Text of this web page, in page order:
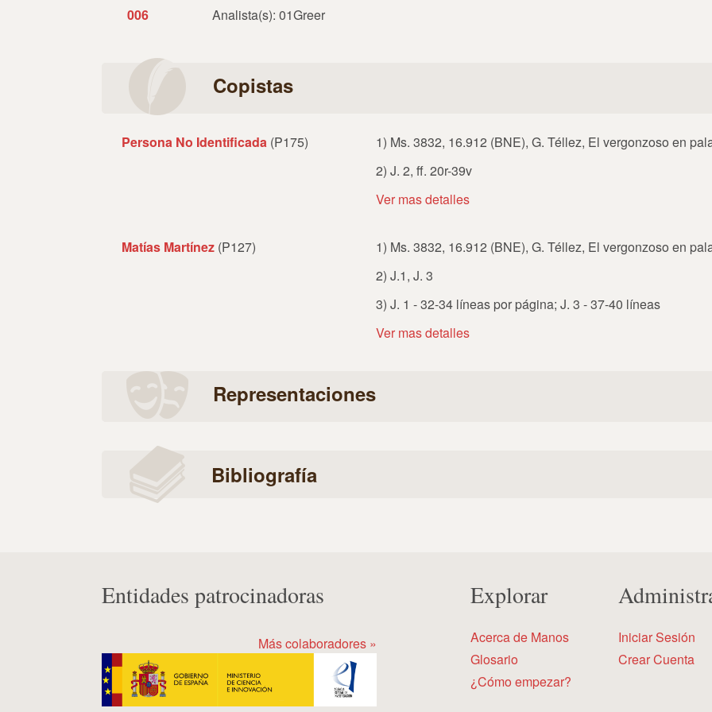
006 Analista(s): 01Greer
Copistas
Persona No Identificada (P175)
1) Ms. 3832, 16.912 (BNE), G. Téllez, El vergonzoso en
2) J. 2, ff. 20r-39v
Ver mas detalles
Matías Martínez (P127)
1) Ms. 3832, 16.912 (BNE), G. Téllez, El vergonzoso en
2) J.1, J. 3
3) J. 1 - 32-34 líneas por página; J. 3 - 37-40 líneas
Ver mas detalles
Representaciones
Bibliografía
Entidades patrocinadoras
Más colaboradores »
Explorar
Acerca de Manos
Glosario
¿Cómo empezar?
Iniciar Sesión
Crear Cuenta